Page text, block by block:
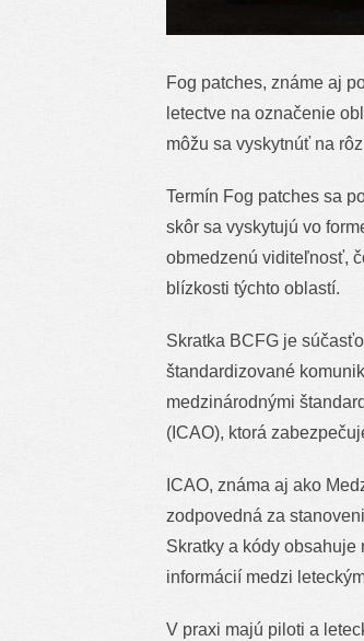
Fog patches, známe aj
letectve na označenie
môžu sa vyskytnúť na
Termín Fog patches sa
skôr sa vyskytujú vo
obmedzenú viditeľnosť,
blízkosti týchto oblastí.
Skratka BCFG je
štandardizované
medzinárodnými
(ICAO), ktorá
ICAO, známa aj ako
zodpovedná za
Skratky a kódy obsahuje
informácií medzi
V praxi majú piloti a